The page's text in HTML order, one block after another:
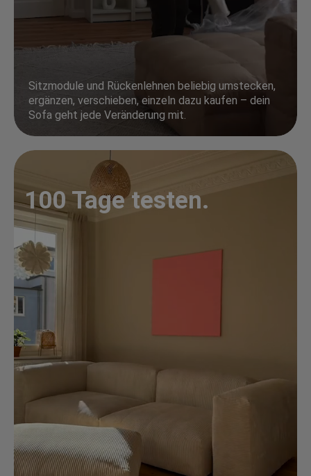
Sitzmodule und Rückenlehnen beliebig umstecken,
ergänzen, verschieben, einzeln dazu kaufen – dein
Sofa geht jede Veränderung mit.
100 Tage testen.